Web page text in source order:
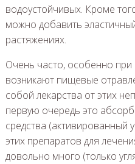
водоустойчивых. Кроме
можно добавить
растяжениях.
Очень часто, особенно при
возникают пищевые
собой лекарства от этих
первую очередь это
средства (активированный
этих препаратов для
довольно много (только